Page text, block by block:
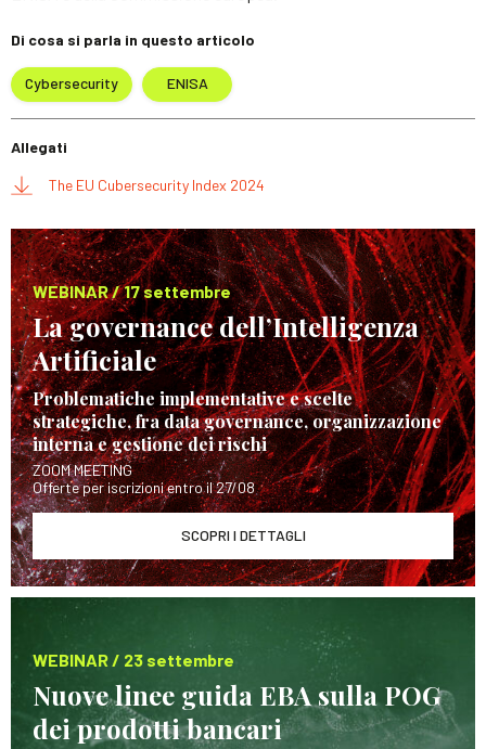
Di cosa si parla in questo articolo
Cybersecurity ENISA
Allegati
The EU Cubersecurity Index 2024
WEBINAR / 17 settembre
La governance dell’Intelligenza
Artificiale
Problematiche implementative e scelte
strategiche, fra data governance, organizzazione
interna e gestione dei rischi
ZOOM MEETING
Offerte per iscrizioni entro il 27/08
SCOPRI I DETTAGLI
WEBINAR / 23 settembre
Nuove linee guida EBA sulla POG
dei prodotti bancari